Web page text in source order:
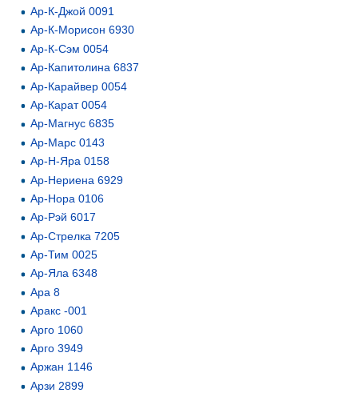
Ар-К-Джой 0091
Ар-К-Морисон 6930
Ар-К-Сэм 0054
Ар-Капитолина 6837
Ар-Карайвер 0054
Ар-Карат 0054
Ар-Магнус 6835
Ар-Марс 0143
Ар-Н-Яра 0158
Ар-Нериена 6929
Ар-Нора 0106
Ар-Рэй 6017
Ар-Стрелка 7205
Ар-Тим 0025
Ар-Яла 6348
Ара 8
Аракс -001
Арго 1060
Арго 3949
Аржан 1146
Арзи 2899